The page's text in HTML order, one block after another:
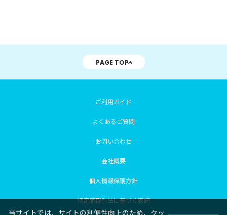
PAGE TOP
ご利用ガイド
よくあるご質問
お問い合わせ
会社概要
個人情報保護方針
特定商取引法に基づく表記
当サイトでは、サイトの利便性向上のため、クッ